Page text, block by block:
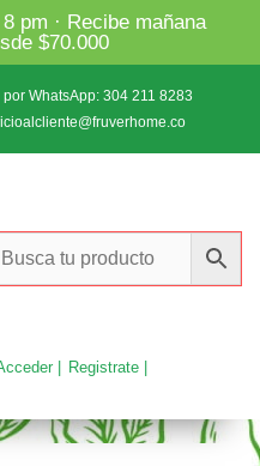
pm · Recibe mañana
$70.000
por WhatsApp: 304 211 8283
| Registrate |